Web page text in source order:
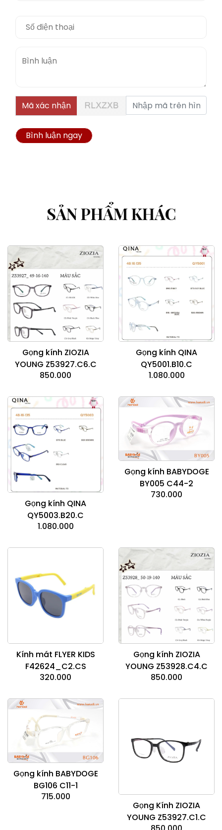
Mã xác nhận
Bình luận ngay
SẢN PHẨM KHÁC
Gọng kính ZIOZIA
YOUNG Z53927.C6.C
850.000
Gọng kính QINA
QY5001.B10.C
1.080.000
Gọng kính QINA
QY5003.B20.C
1.080.000
Gọng kính BABYDOGE
BY005 C44-2
730.000
Kính mát FLYER KIDS
F42624_C2.CS
320.000
Gọng kính ZIOZIA
YOUNG Z53928.C4.C
850.000
Gọng kính BABYDOGE
BG106 C11-1
715.000
Gọng Kính ZIOZIA
YOUNG Z53927.C1.C